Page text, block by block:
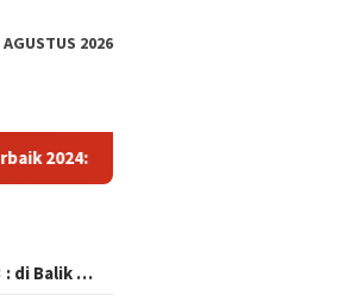
2026
Lengkap Pilih Smartphone
: di Balik …